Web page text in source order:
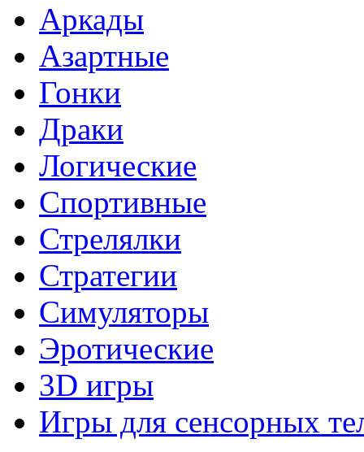
Аркады
Азартные
Гонки
Драки
Логические
Спортивные
Стрелялки
Стратегии
Симуляторы
Эротические
3D игры
Игры для сенсорных